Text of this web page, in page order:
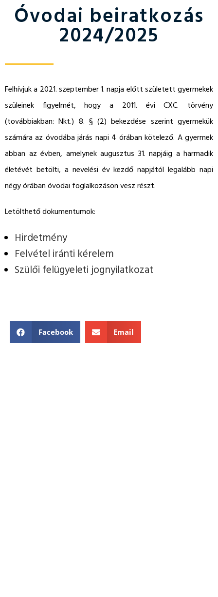
Óvodai beiratkozás
2024/2025
Felhívjuk a 2021. szeptember 1. napja előtt született gyermekek
szüleinek figyelmét, hogy a 2011. évi CXC. törvény
(továbbiakban: Nkt.) 8. § (2) bekezdése szerint gyermekük
számára az óvodába járás napi 4 órában kötelező. A gyermek
abban az évben, amelynek augusztus 31. napjáig a harmadik
életévét betölti, a nevelési év kezdő napjától legalább napi
négy órában óvodai foglalkozáson vesz részt.
Letölthető dokumentumok:
Hirdetmény
Felvétel iránti kérelem
Szülői felügyeleti jognyilatkozat
Facebook Email